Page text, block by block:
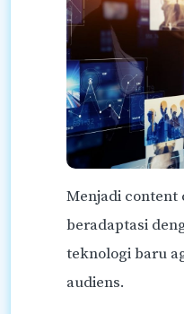
Menjadi content
beradaptasi
teknologi baru
audiens.